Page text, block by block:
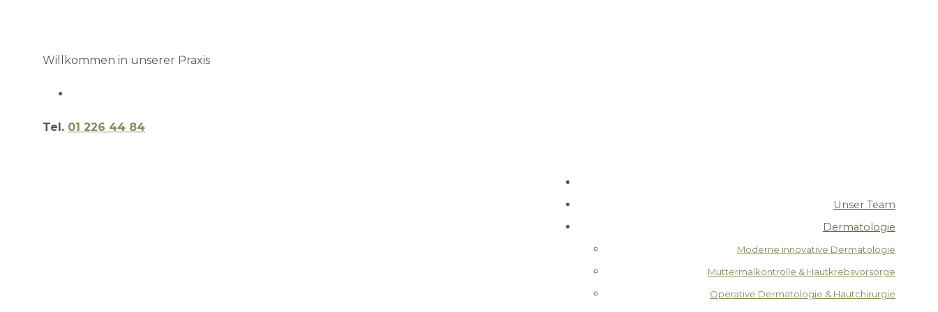
Willkommen in unserer Praxis
Tel. 01 226 44 84
Unser Team
Dermatologie
Moderne innovative Dermatologie
Muttermalkontrolle & Hautkrebsvorsorge
Operative Dermatologie & Hautchirurgie